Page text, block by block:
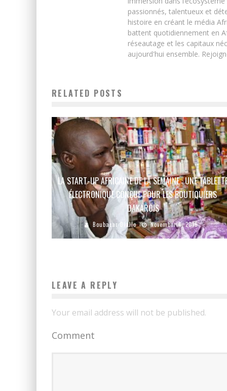
passionnés, talentueux et
histoire en créant le média
battent quotidiennement en
réseautage et les capitaux
aujourd'hui ensemble.
RELATED POSTS
LA START-UP AFRICAINE DE LA SEMAINE : UNE
ÉLECTRONIQUE CONÇUE POUR LES BOUTIQUIERS
DAKAROIS
Boubacar Diallo November 4, 2016
LEAVE A REPLY
Your email address will not be published.
Comment